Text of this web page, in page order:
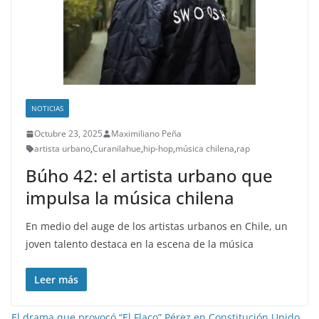
NOTICIAS
Octubre 23, 2025
Maximiliano Peña
artista urbano,Curanilahue,hip-hop,música chilena,rap
Búho 42: el artista urbano que
impulsa la música chilena
En medio del auge de los artistas urbanos en Chile, un
joven talento destaca en la escena de la música
Leer más